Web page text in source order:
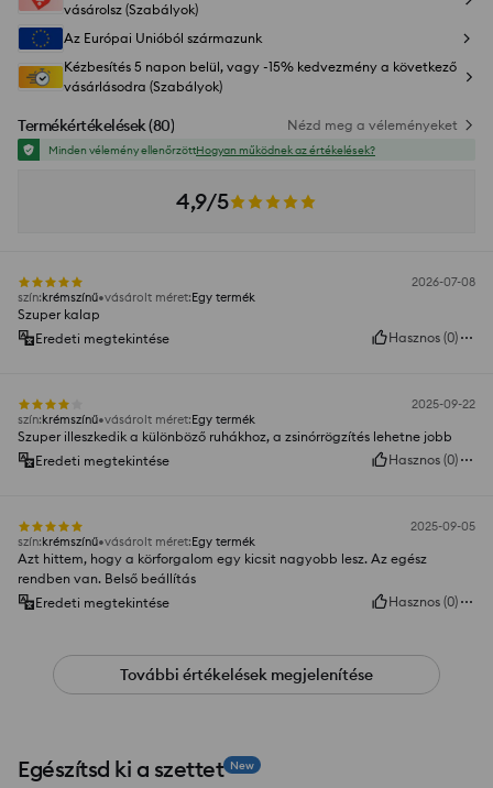
vásárolsz (Szabályok)
Az Európai Unióból származunk
Kézbesítés 5 napon belül, vagy -15% kedvezmény a következő
vásárlásodra (Szabályok)
Termékértékelések(80) Nézd meg a véleményeket
Minden vélemény ellenőrzöttHogyan működnek az értékelések?
4,9/5
2026-07-08
szín:krémszínű vásárolt méret:Egy termék
Szuper kalap
Eredeti megtekintése
Hasznos (0)
2025-09-22
szín:krémszínű vásárolt méret:Egy termék
Szuper illeszkedik a különböző ruhákhoz, a zsinórrögzítés lehetne jobb
Eredeti megtekintése
Hasznos (0)
2025-09-05
szín:krémszínű vásárolt méret:Egy termék
Azt hittem, hogy a körforgalom egy kicsit nagyobb lesz. Az egész
rendben van. Belső beállítás
Eredeti megtekintése
Hasznos (0)
További értékelések megjelenítése
Egészítsd ki a szettet New